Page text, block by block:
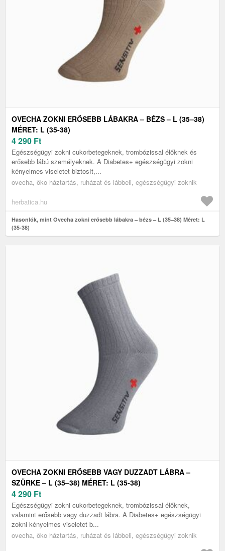
OVECHA ZOKNI ERŐSEBB LÁBAKRA – BÉZS – L (35–38)
MÉRET: L (35-38)
4 290 Ft
Egészségügyi zokni cukorbetegeknek, trombózissal élőknek és
erősebb lábú személyeknek. A Diabetes+ egészségügyi zokni
kényelmes viseletet biztosít,...
ovecha, öko háztartás, ruházat és lábbeli, egészségügyi zoknik
herbatica.hu
Hasonlók, mint Ovecha zokni erősebb lábakra – bézs – L (35–38) Méret: L
(35-38)
OVECHA ZOKNI ERŐSEBB VAGY DUZZADT LÁBRA –
SZÜRKE – L (35–38) MÉRET: L (35-38)
4 290 Ft
Egészségügyi zokni cukorbetegeknek, trombózissal élőknek,
valamint erősebb vagy duzzadt lábra. A Diabetes+ egészségügyi
zokni kényelmes viseletet b...
ovecha, öko háztartás, ruházat és lábbeli, egészségügyi zoknik